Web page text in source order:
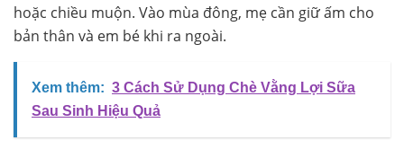
hoặc chiều muộn. Vào mùa đông, mẹ cần giữ ấm cho
bản thân và em bé khi ra ngoài.
Xem thêm: 3 Cách Sử Dụng Chè Vằng Lợi Sữa
Sau Sinh Hiệu Quả